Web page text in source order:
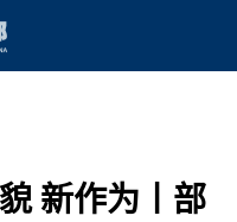
新作为丨部